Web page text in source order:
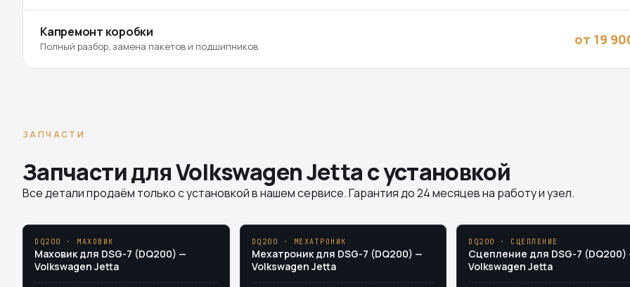
Капремонт коробки
Полный разбор, замена пакетов и подшипников от 19
ЗАПЧАСТИ
Запчасти для Volkswagen Jetta с установкой
Все детали продаём только с установкой в нашем сервисе. Гарантия до 24 месяцев на работу и узел.
DQ200 · МАХОВИК
Маховик для DSG-7 (DQ200) —
Volkswagen Jetta
DQ200 · МЕХАТРОНИК
Мехатроник для DSG-7 (DQ200) —
Volkswagen Jetta
DQ200 · СЦЕПЛЕНИЕ
Сцепление для DSG-7 (DQ200)
Volkswagen Jetta